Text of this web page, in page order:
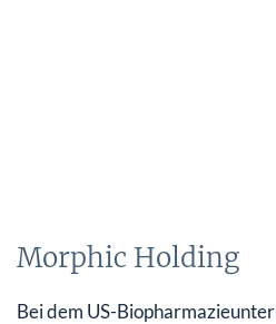
Morphic Holding
Bei dem US-